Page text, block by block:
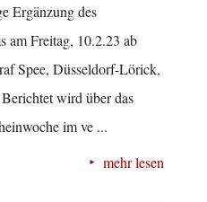
Ergänzung des
am Freitag, 10.2.23 ab
Spee, Düsseldorf-Lörick,
wird über das
im ve ...
mehr lesen